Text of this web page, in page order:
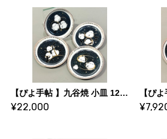
【ぴよ手帖 】九谷焼 小皿 12星座コンプリートセット
¥22,000